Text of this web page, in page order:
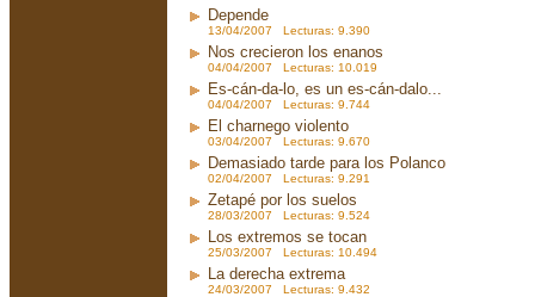
Depende
13/04/2007 Lecturas: 9.390
Nos crecieron los enanos
04/04/2007 Lecturas: 10.019
Es-cán-da-lo, es un es-cán-dalo...
04/04/2007 Lecturas: 9.744
El charnego violento
03/04/2007 Lecturas: 9.670
Demasiado tarde para los Polanco
02/04/2007 Lecturas: 9.291
Zetapé por los suelos
28/03/2007 Lecturas: 9.524
Los extremos se tocan
25/03/2007 Lecturas: 10.494
La derecha extrema
24/03/2007 Lecturas: 9.432